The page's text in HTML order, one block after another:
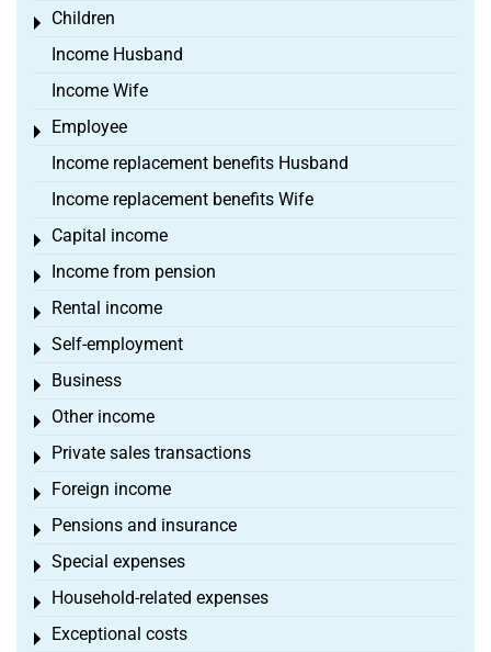
Children
Toggle menu
Income Husband
Income Wife
Employee
Toggle menu
Income replacement benefits Husband
Income replacement benefits Wife
Capital income
Toggle menu
Income from pension
Toggle menu
Rental income
Toggle menu
Self-employment
Toggle menu
Business
Toggle menu
Other income
Toggle menu
Private sales transactions
Toggle menu
Foreign income
Toggle menu
Pensions and insurance
Toggle menu
Special expenses
Toggle menu
Household-related expenses
Toggle menu
Exceptional costs
Toggle menu